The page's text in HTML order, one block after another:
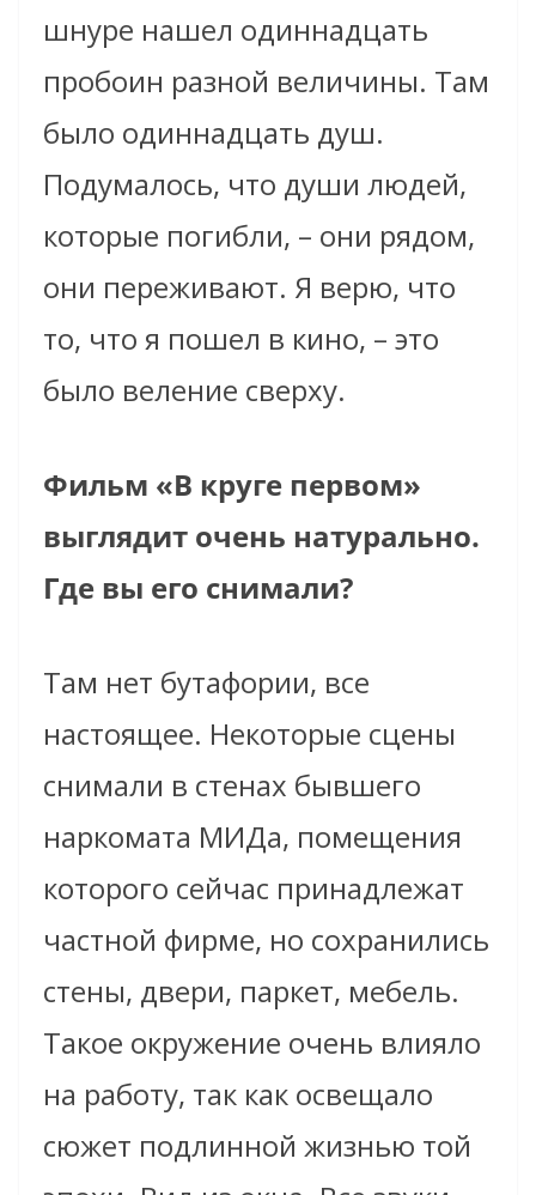
шнуре нашел одиннадцать
пробоин разной величины. Там
было одиннадцать душ.
Подумалось, что души людей,
которые погибли, – они рядом,
они переживают. Я верю, что
то, что я пошел в кино, – это
было веление сверху.
Фильм «В круге первом»
выглядит очень натурально.
Где вы его снимали?
Там нет бутафории, все
настоящее. Некоторые сцены
снимали в стенах бывшего
наркомата МИДа, помещения
которого сейчас принадлежат
частной фирме, но сохранились
стены, двери, паркет, мебель.
Такое окружение очень влияло
на работу, так как освещало
сюжет подлинной жизнью той